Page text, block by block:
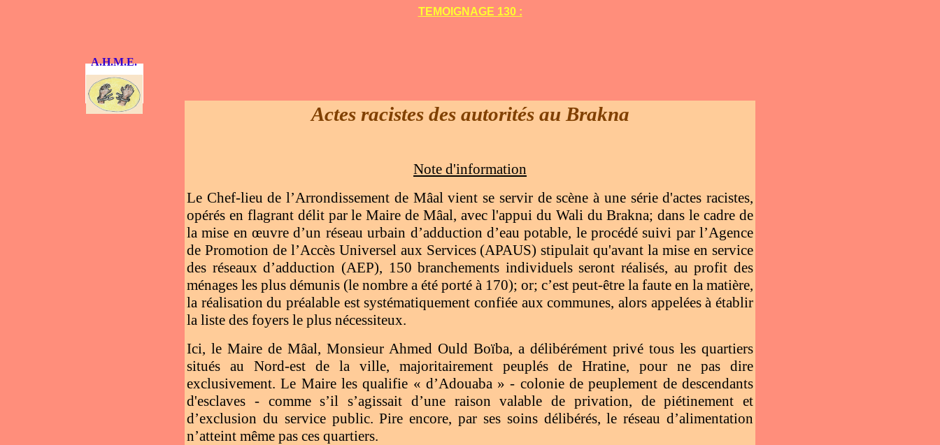
TEMOIGNAGE 130 :
A.H.M.E.
Actes racistes des autorités au Brakna
Note d'information
Le Chef-lieu de l’Arrondissement de Mâal vient se servir de scène à une série d'actes racistes,
opérés en flagrant délit par le Maire de Mâal, avec l'appui du Wali du Brakna; dans le cadre de
la mise en œuvre d’un réseau urbain d’adduction d’eau potable, le procédé suivi par l’Agence
de Promotion de l’Accès Universel aux Services (APAUS) stipulait qu'avant la mise en service
des réseaux d’adduction (AEP), 150 branchements individuels seront réalisés, au profit des
ménages les plus démunis (le nombre a été porté à 170); or; c’est peut-être la faute en la matière,
la réalisation du préalable est systématiquement confiée aux communes, alors appelées à établir
la liste des foyers le plus nécessiteux.
Ici, le Maire de Mâal, Monsieur Ahmed Ould Boïba, a délibérément privé tous les quartiers
situés au Nord-est de la ville, majoritairement peuplés de Hratine, pour ne pas dire
exclusivement. Le Maire les qualifie « d’Adouaba » - colonie de peuplement de descendants
d'esclaves - comme s’il s’agissait d’une raison valable de privation, de piétinement et
d’exclusion du service public. Pire encore, par ses soins délibérés, le réseau d’alimentation
n’atteint même pas ces quartiers.